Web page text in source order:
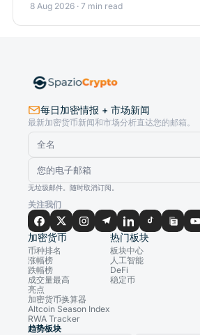
8 Aug 2026 · 7 min read
每日加密情报 + 市场新闻
最新加密货币新闻和市场分析直达您的邮箱。
无垃圾邮件。随时取消订阅。
关注我们
加密货币
币种排名
涨幅榜
跌幅榜
成交量最高
亮点
加密货币换算器
Altcoin Season Index
RWA Tracker
热门板块
板块中心
人工智能
DeFi
稳定币
趋势板块